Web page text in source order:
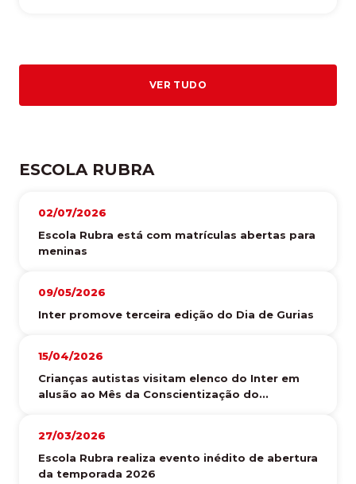
VER TUDO
ESCOLA RUBRA
02/07/2026
Escola Rubra está com matrículas abertas para
meninas
09/05/2026
Inter promove terceira edição do Dia de Gurias
15/04/2026
Crianças autistas visitam elenco do Inter em
alusão ao Mês da Conscientização do...
27/03/2026
Escola Rubra realiza evento inédito de abertura
da temporada 2026